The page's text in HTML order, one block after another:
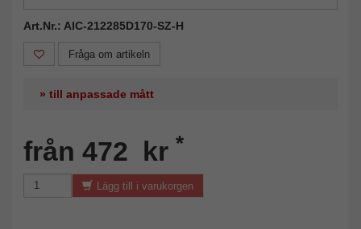
Art.Nr.: AIC-212285D170-SZ-H
Fråga om artikeln
» till anpassade mått
från 472 kr *
Lägg till i varukorgen